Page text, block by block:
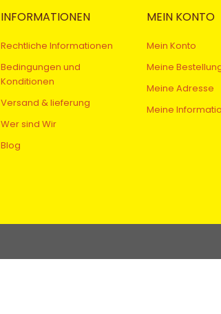
INFORMATIONEN
Rechtliche Informationen
Bedingungen und
Konditionen
Versand & lieferung
Wer sind Wir
Blog
MEIN KONTO
Mein Konto
Meine
Meine Adresse
Meine